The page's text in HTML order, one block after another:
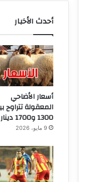
أحدث الأخبار
أسعار الأضاحي
المعقولة تتراوح
1300 و1700 دينار
9 مايو، 2026